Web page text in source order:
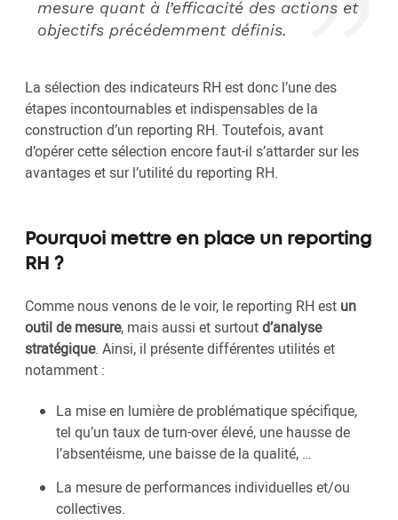
mesure quant à l’efficacité des actions et
objectifs précédemment définis.
La sélection des indicateurs RH est donc l’une des
étapes incontournables et indispensables de la
construction d’un reporting RH. Toutefois, avant
d’opérer cette sélection encore faut-il s’attarder sur les
avantages et sur l’utilité du reporting RH.
Pourquoi mettre en place un reporting
RH ?
Comme nous venons de le voir, le reporting RH est un
outil de mesure, mais aussi et surtoutd’analyse
stratégique. Ainsi, il présente différentes utilités et
notamment :
La mise en lumière de problématique spécifique,
tel qu’un taux de turn-over élevé, une hausse de
l’absentéisme, une baisse de la qualité, …
La mesure de performances individuelles et/ou
collectives.